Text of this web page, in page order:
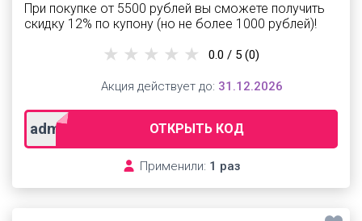
При покупке от 5500 рублей вы сможете получить
скидку 12% по купону (но не более 1000 рублей)!
adm126 ОТКРЫТЬ КОД
Применили: 1 раз
0.0 / 5 (0)
Акция действует до: 31.12.2026